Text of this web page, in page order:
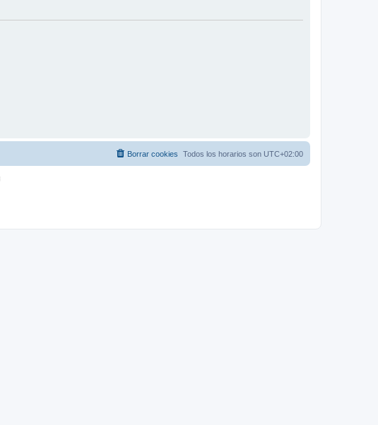
Todos los horarios son UTC+02:00
Borrar cookies